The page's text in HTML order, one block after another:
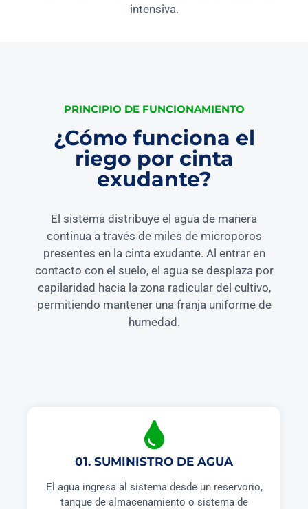
intensiva.
PRINCIPIO DE FUNCIONAMIENTO
¿Cómo funciona el
riego por cinta
exudante?
El sistema distribuye el agua de manera
continua a través de miles de microporos
presentes en la cinta exudante. Al entrar en
contacto con el suelo, el agua se desplaza por
capilaridad hacia la zona radicular del cultivo,
permitiendo mantener una franja uniforme de
humedad.
01. SUMINISTRO DE AGUA
El agua ingresa al sistema desde un reservorio,
tanque de almacenamiento o sistema de